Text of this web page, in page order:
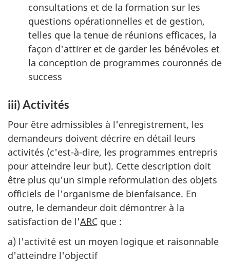
consultations et de la formation sur les
questions opérationnelles et de gestion,
telles que la tenue de réunions efficaces, la
façon d'attirer et de garder les bénévoles et
la conception de programmes couronnés de
success
iii) Activités
Pour être admissibles à l'enregistrement, les
demandeurs doivent décrire en détail leurs
activités (c'est-à-dire, les programmes entrepris
pour atteindre leur but). Cette description doit
être plus qu'un simple reformulation des objets
officiels de l'organisme de bienfaisance. En
outre, le demandeur doit démontrer à la
satisfaction de l'ARC que :
a) l'activité est un moyen logique et raisonnable
d'atteindre l'objectif